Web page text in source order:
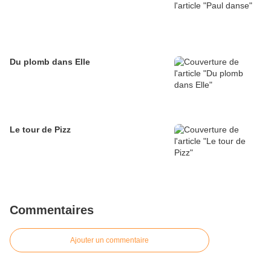
Du plomb dans Elle
Le tour de Pizz
Commentaires
Ajouter un commentaire